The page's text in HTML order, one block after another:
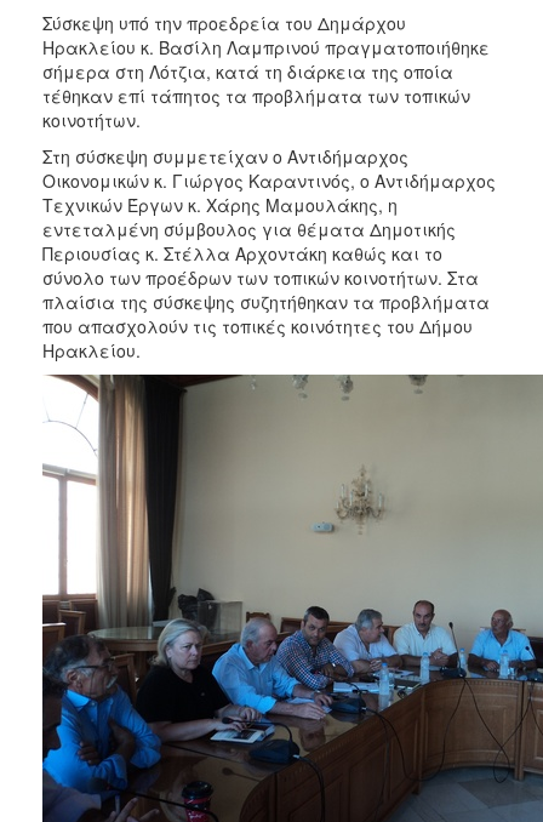
2016
2015
2013
2012
2011
2010
2006
ΠΟΛΙΤΙΣΜΟΣ
Σύσκεψη υπό την προεδρεία του Δημάρχου
Ηρακλείου κ. Βασίλη Λαμπρινού πραγματοποιήθηκε
σήμερα στη Λότζια, κατά τη διάρκεια της οποία
τέθηκαν επί τάπητος τα προβλήματα των τοπικών
κοινοτήτων.
Στη σύσκεψη συμμετείχαν ο Αντιδήμαρχος
Οικονομικών κ. Γιώργος Καραντινός, ο Αντιδήμαρχος
Τεχνικών Έργων κ. Χάρης Μαμουλάκης, η
εντεταλμένη σύμβουλος για θέματα Δημοτικής
Περιουσίας κ. Στέλλα Αρχοντάκη καθώς και το
σύνολο των προέδρων των τοπικών κοινοτήτων. Στα
πλαίσια της σύσκεψης συζητήθηκαν τα προβλήματα
που απασχολούν τις τοπικές κοινότητες του Δήμου
Ηρακλείου.